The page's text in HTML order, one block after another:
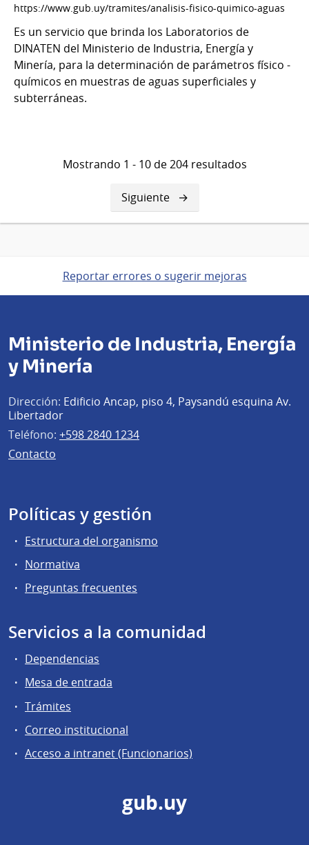
https://www.gub.uy/tramites/analisis-fisico-quimico-aguas
Es un servicio que brinda los Laboratorios de
DINATEN del Ministerio de Industria, Energía y
Minería, para la determinación de parámetros físico -
químicos en muestras de aguas superficiales y
subterráneas.
Mostrando 1 - 10 de 204 resultados
Siguiente
página
Siguiente
Reportar errores o sugerir mejoras
Ministerio de Industria, Energía
y Minería
Dirección: Edificio Ancap, piso 4, Paysandú esquina Av.
Libertador
Teléfono: +598 2840 1234
Contacto
Políticas y gestión
Estructura del organismo
Normativa
Preguntas frecuentes
Servicios a la comunidad
Dependencias
Mesa de entrada
Trámites
Correo institucional
Acceso a intranet (Funcionarios)
gub.uy